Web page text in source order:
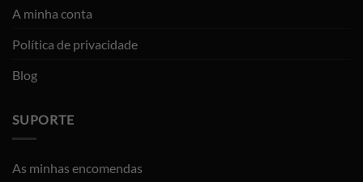
A minha conta
Política de privacidade
Blog
SUPORTE
As minhas encomendas